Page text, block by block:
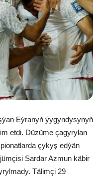
Eýranyň ýygyndysynyň
etdi. Düzüme çagyrylan
çykyş edýän
Sardar Azmun käbir
Tälimçi 29